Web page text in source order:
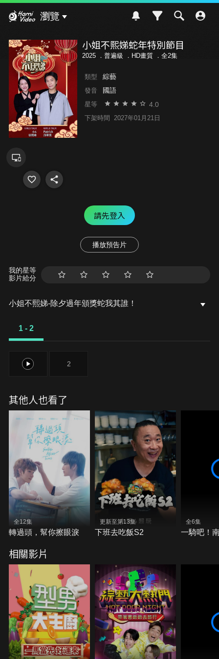
瀏覽
小姐不熙娣蛇年特別節目
2025 ． 普遍級 ．HD畫質 ．全2集
類型 綜藝
發音 國語
星等 4.0
下架時間 2027年01月21日
請先登入
播放預告片
我的星等
影片給分
小姐不熙娣-除夕過年頒獎蛇我其誰！
1 - 2
1 2
其他人也看了
全12集
轉過頭，幫你擦眼淚
更新至第13集
下班去吃飯S2
全6集
一騎吧！
相關影片